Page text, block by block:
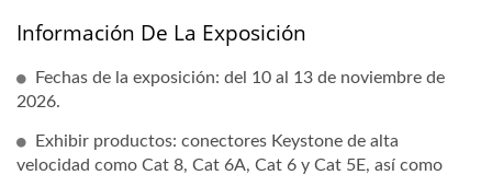
Información De La Exposición
Fechas de la exposición: del 10 al 13 de noviembre de
2026.
Exhibir productos: conectores Keystone de alta
velocidad como Cat 8, Cat 6A, Cat 6 y Cat 5E, así como